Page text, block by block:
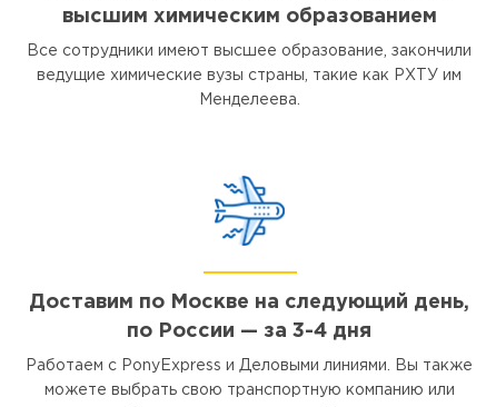
высшим химическим образованием
Все сотрудники имеют высшее образование, закончили
ведущие химические вузы страны, такие как РХТУ им
Менделеева.
Доставим по Москве на следующий день,
по России — за 3-4 дня
Работаем с PonyExpress и Деловыми линиями. Вы также
можете выбрать свою транспортную компанию или